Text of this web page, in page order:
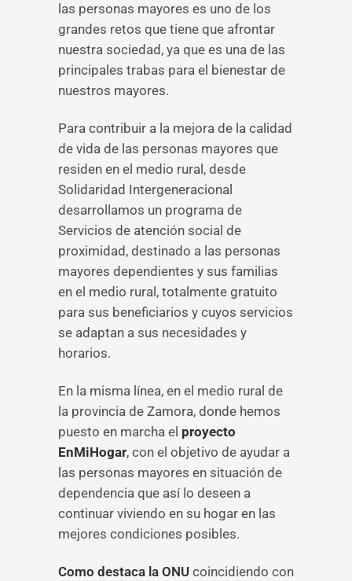
las personas mayores es uno de los
grandes retos que tiene que afrontar
nuestra sociedad, ya que es una de las
principales trabas para el bienestar de
nuestros mayores.
Para contribuir a la mejora de la calidad
de vida de las personas mayores que
residen en el medio rural, desde
Solidaridad Intergeneracional
desarrollamos un programa de
Servicios de atención social de
proximidad, destinado a las personas
mayores dependientes y sus familias
en el medio rural, totalmente gratuito
para sus beneficiarios y cuyos servicios
se adaptan a sus necesidades y
horarios.
En la misma línea, en el medio rural de
la provincia de Zamora, donde hemos
puesto en marcha el proyecto
EnMiHogar, con el objetivo de ayudar a
las personas mayores en situación de
dependencia que así lo deseen a
continuar viviendo en su hogar en las
mejores condiciones posibles.
Como destaca la ONU coincidiendo con